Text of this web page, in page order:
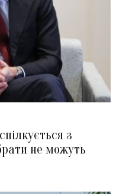
з
не можуть